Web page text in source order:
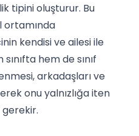
tipini oluşturur. Bu
ortamında
kendisi ve ailesi ile
hem de sınıf
arkadaşları ve
onu yalnızlığa iten
gerekir.